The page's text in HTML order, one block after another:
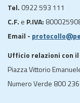
Tel. 0922 593 111
C.F. e P.IVA:
Email -
Ufficio relazioni con
Piazza Vittorio
Numero Verde 800